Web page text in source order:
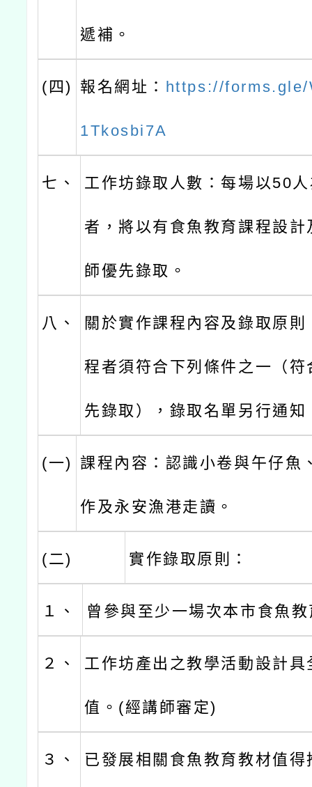
遞補。
(四) 報名網址： https://forms.gle/
1Tkosbi7A
七、 工作坊錄取人數：每場以50
者，將以有食魚教育課程設
師優先錄取。
八、 關於實作課程內容及錄取原
程者須符合下列條件之一（符
先錄取），錄取名單另行通知
(一) 課程內容：認識小卷與午仔魚
作及永安漁港走讀。
(二) 實作錄取原則：
１、 曾參與至少一場次本市食魚
２、 工作坊產出之教學活動設計具
值。(經講師審定)
３、 已發展相關食魚教育教材值